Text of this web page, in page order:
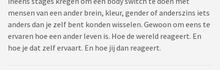
mensen van een ander brein, kleur, gender of anderszins iets
anders dan je zelf bent konden wisselen. Gewoon om eens te
ervaren hoe een ander leven is. Hoe de wereld reageert. En
hoe je dat zelf ervaart. En hoe jij dan reageert.